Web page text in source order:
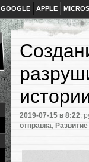
GOOGLE APPLE
2019-07-15 в 8:22,
отправка,